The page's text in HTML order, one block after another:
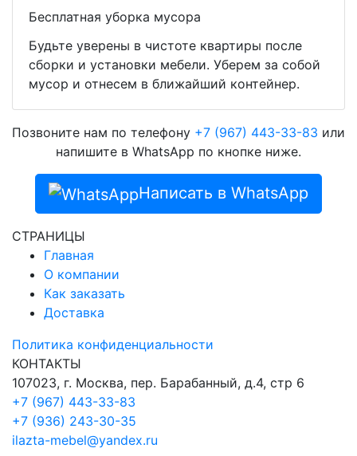
Бесплатная уборка мусора
Будьте уверены в чистоте квартиры после
сборки и установки мебели. Уберем за собой
мусор и отнесем в ближайший контейнер.
Позвоните нам по телефону +7 (967) 443-33-83 или
напишите в WhatsApp по кнопке ниже.
Написать в WhatsApp
СТРАНИЦЫ
Главная
О компании
Как заказать
Доставка
Политика конфиденциальности
КОНТАКТЫ
107023, г. Москва, пер. Барабанный, д.4, стр 6
+7 (967) 443-33-83
+7 (936) 243-30-35
ilazta-mebel@yandex.ru